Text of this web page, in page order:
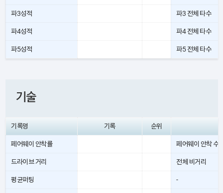
파3성적 파3 전체 타수
파4성적 파4 전체 타수
파5성적 파5 전체 타수
기술
기록명 기록 순위
페어웨이 안착률 페어웨이 안착 수
드라이브 거리 전체 비거리
평균퍼팅 -